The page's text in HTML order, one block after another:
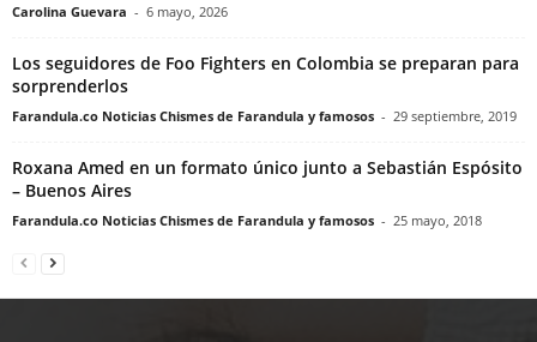
Carolina Guevara - 6 mayo, 2026
Los seguidores de Foo Fighters en Colombia se preparan para
sorprenderlos
Farandula.co Noticias Chismes de Farandula y famosos - 29 septiembre, 2019
Roxana Amed en un formato único junto a Sebastián Espósito
– Buenos Aires
Farandula.co Noticias Chismes de Farandula y famosos - 25 mayo, 2018